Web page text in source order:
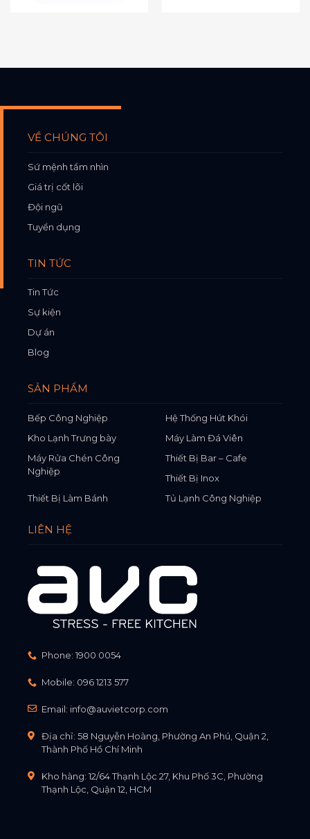
VỀ CHÚNG TÔI
Sứ mệnh tầm nhìn
Giá trị cốt lõi
Đội ngũ
Tuyển dụng
TIN TỨC
Tin Tức
Sự kiện
Dự án
Blog
SẢN PHẨM
Bếp Công Nghiệp
Hệ Thống Hút Khói
Kho Lạnh Trưng bày
Máy Làm Đá Viên
Máy Rửa Chén Công
Nghiệp
Thiết Bị Bar – Cafe
Thiết Bị Inox
Thiết Bị Làm Bánh
Tủ Lạnh Công Nghiệp
LIÊN HỆ
Phone: 1900 0054
Mobile: 096 1213 577
Email: info@auvietcorp.com
Địa chỉ: 58 Nguyễn Hoàng, Phường An Phú, Quận 2,
Thành Phố Hồ Chí Minh
Kho hàng: 12/64 Thạnh Lộc 27, Khu Phố 3C, Phường
Thạnh Lộc, Quận 12, HCM